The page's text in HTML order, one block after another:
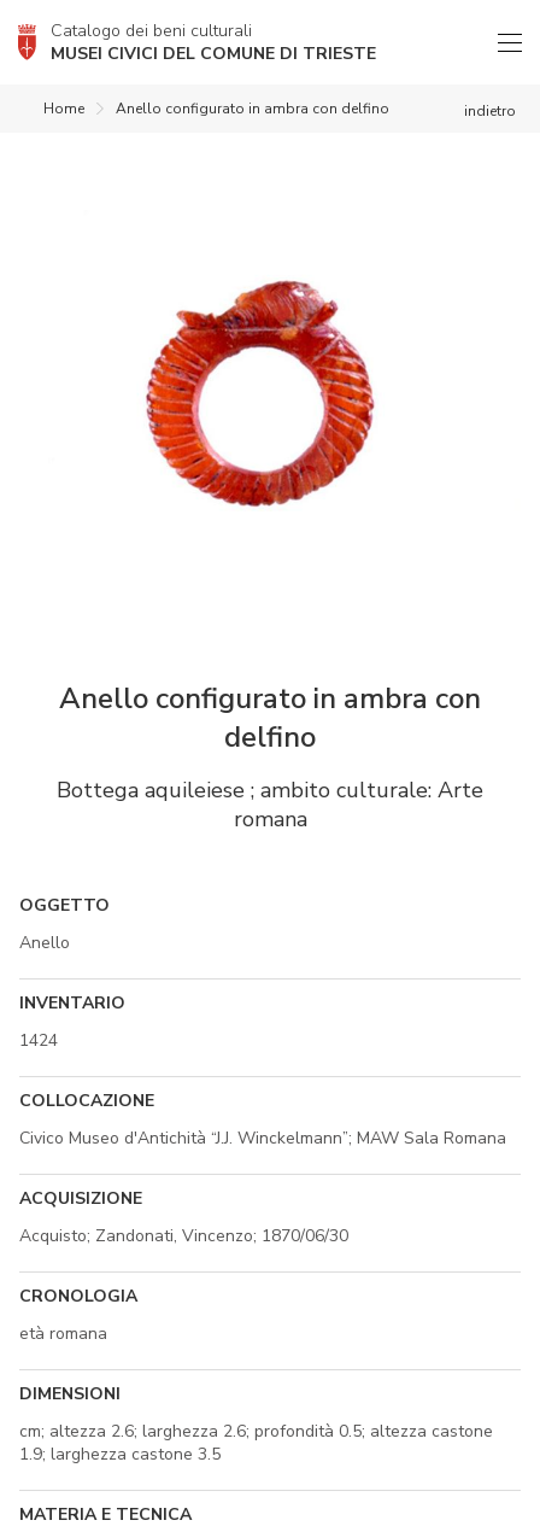
Catalogo dei beni culturali
MUSEI CIVICI DEL COMUNE DI TRIESTE
indietro
Home Anello configurato in ambra con delfino
Anello configurato in ambra con
delfino
Bottega aquileiese ; ambito culturale: Arte
romana
OGGETTO
Anello
INVENTARIO
1424
COLLOCAZIONE
Civico Museo d'Antichità “J.J. Winckelmann”; MAW Sala Romana
ACQUISIZIONE
Acquisto; Zandonati, Vincenzo; 1870/06/30
CRONOLOGIA
età romana
DIMENSIONI
cm; altezza 2.6; larghezza 2.6; profondità 0.5; altezza castone
1.9; larghezza castone 3.5
MATERIA E TECNICA